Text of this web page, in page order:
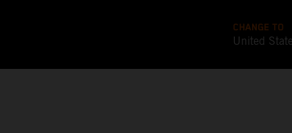
CHANGE TO
United